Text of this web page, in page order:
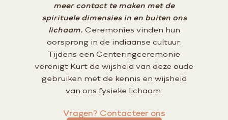
meer contact te maken met de
spirituele dimensies in en buiten ons
lichaam. Ceremonies vinden hun
oorsprong in de indiaanse cultuur.
Tijdens een Centeringceremonie
verenigt Kurt de wijsheid van deze oude
gebruiken met de kennis en wijsheid
van ons fysieke lichaam.
Vragen? Contacteer ons